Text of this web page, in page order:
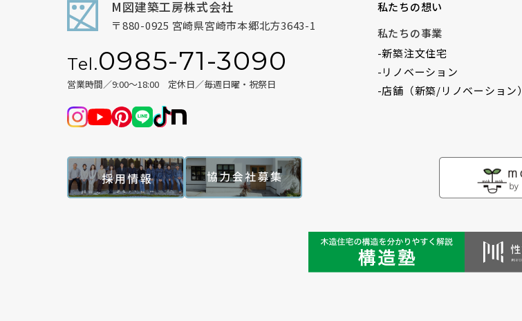
M図建築工房株式会社
〒880-0925 宮崎県宮崎市本郷北方3643-1
Tel.0985-71-3090
営業時間／9:00～18:00 定休日／毎週日曜・祝祭日
私たちの想い
私たちの事業
-新築注文住宅
-リノベーション
-店舗（新築/リノベーション）